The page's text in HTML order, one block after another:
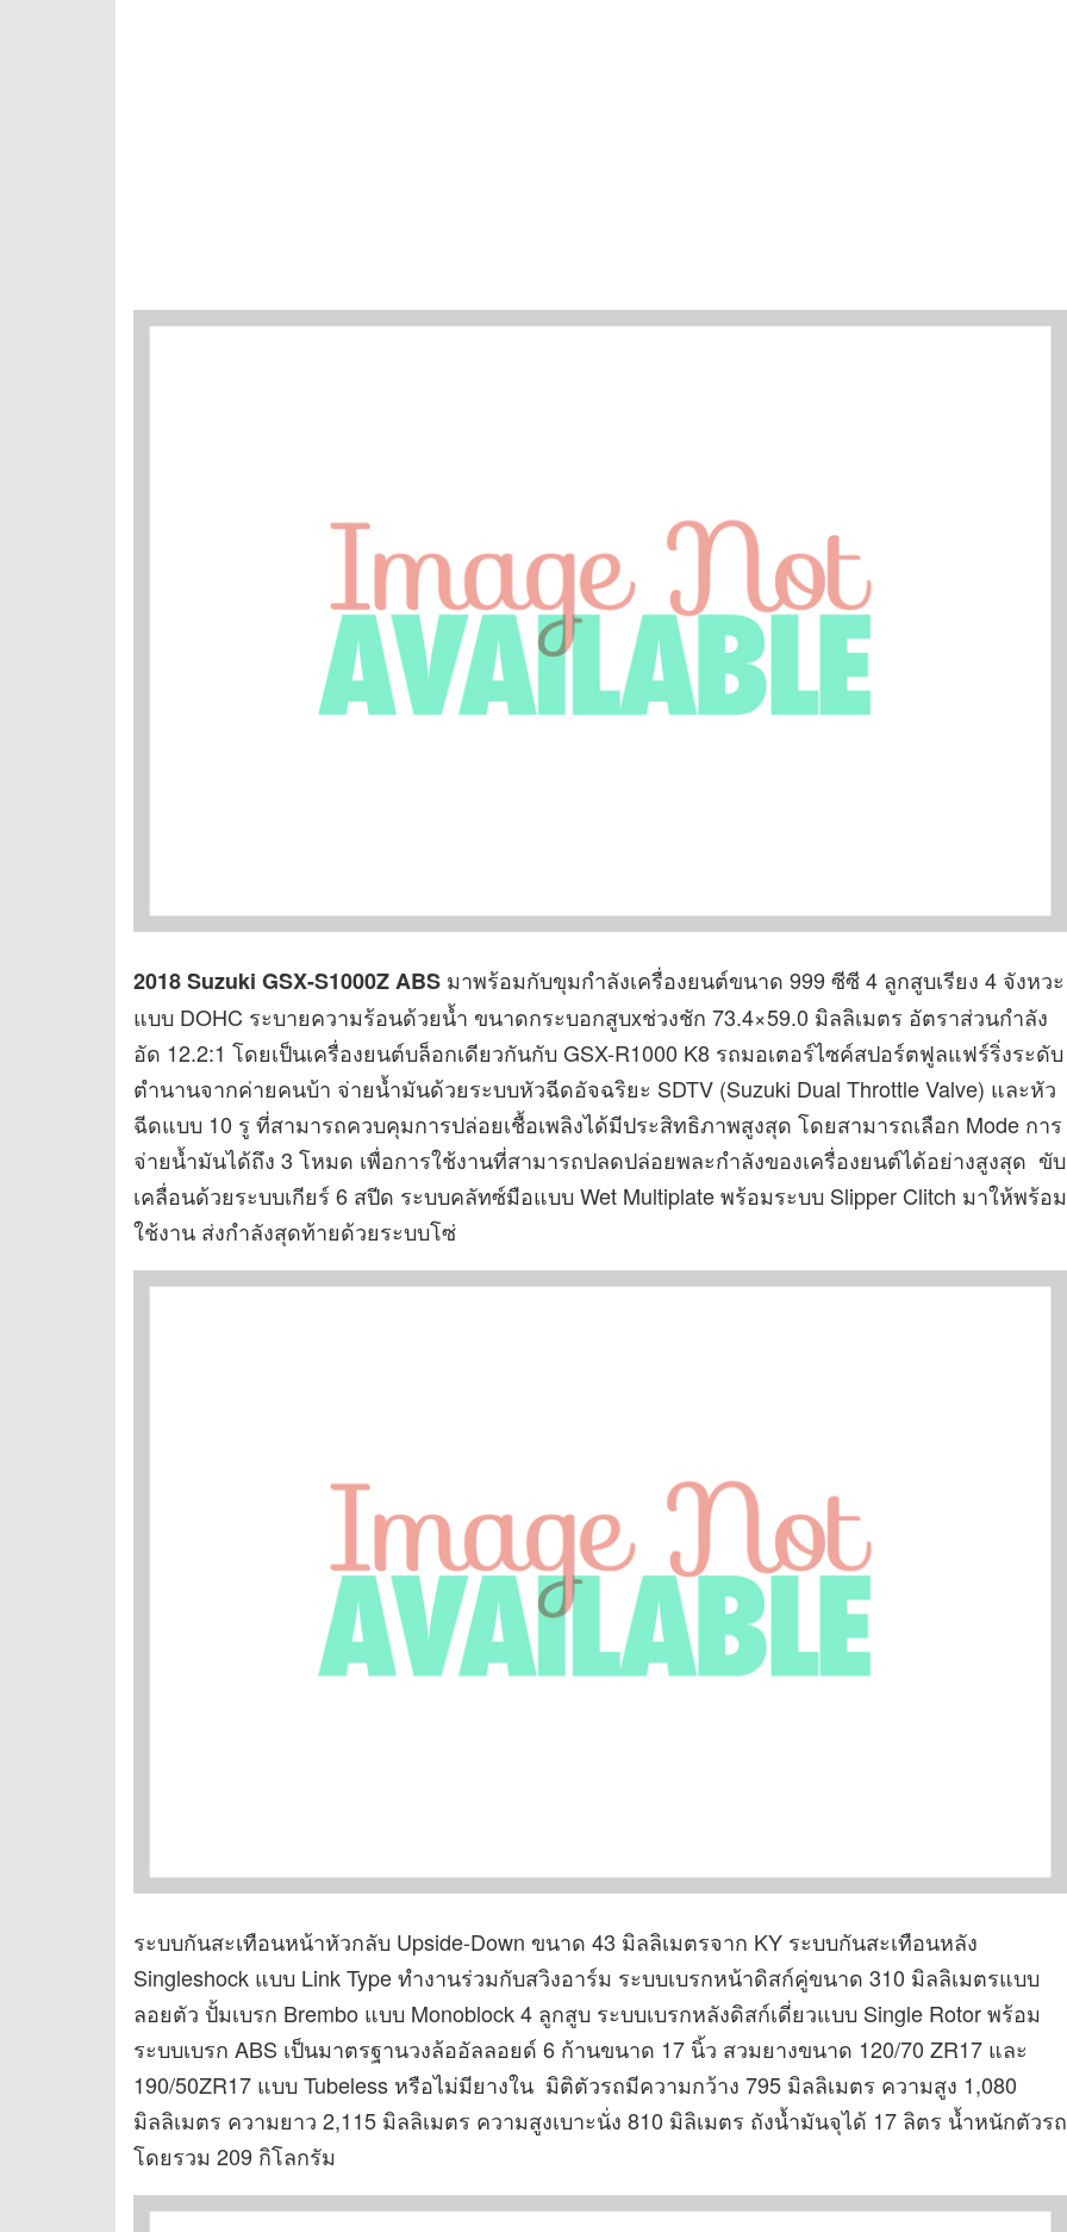
2018 Suzuki GSX-S1000Z ABS มาพร้อมกับขุมกำลังเครื่องยนต์ขนาด 999 ซีซี 4 ลูกสูบเรียง 4 จังหวะ
แบบ DOHC ระบายความร้อนด้วยน้ำ ขนาดกระบอกสูบxช่วงชัก 73.4×59.0 มิลลิเมตร อัตราส่วนกำลัง
อัด 12.2:1 โดยเป็นเครื่องยนต์บล็อกเดียวกันกับ GSX-R1000 K8 รถมอเตอร์ไซค์สปอร์ตฟูลแฟร์ริ่งระดับ
ตำนานจากค่ายคนบ้า จ่ายน้ำมันด้วยระบบหัวฉีดอัจฉริยะ SDTV (Suzuki Dual Throttle Valve) และหัว
ฉีดแบบ 10 รู ที่สามารถควบคุมการปล่อยเชื้อเพลิงได้มีประสิทธิภาพสูงสุด โดยสามารถเลือก Mode การ
จ่ายน้ำมันได้ถึง 3 โหมด เพื่อการใช้งานที่สามารถปลดปล่อยพละกำลังของเครื่องยนต์ได้อย่างสูงสุด ขับ
เคลื่อนด้วยระบบเกียร์ 6 สปีด ระบบคลัทซ์มือแบบ Wet Multiplate พร้อมระบบ Slipper Clitch มาให้พร้อม
ใช้งาน ส่งกำลังสุดท้ายด้วยระบบโซ่
ระบบกันสะเทือนหน้าหัวกลับ Upside-Down ขนาด 43 มิลลิเมตรจาก KY ระบบกันสะเทือนหลัง
Singleshock แบบ Link Type ทำงานร่วมกับสวิงอาร์ม ระบบเบรกหน้าดิสก์คู่ขนาด 310 มิลลิเมตรแบบ
ลอยตัว ปั้มเบรก Brembo แบบ Monoblock 4 ลูกสูบ ระบบเบรกหลังดิสก์เดี่ยวแบบ Single Rotor พร้อม
ระบบเบรก ABS เป็นมาตรฐานวงล้ออัลลอยด์ 6 ก้านขนาด 17 นิ้ว สวมยางขนาด 120/70 ZR17 และ
190/50ZR17 แบบ Tubeless หรือไม่มียางใน มิติตัวรถมีความกว้าง 795 มิลลิเมตร ความสูง 1,080
มิลลิเมตร ความยาว 2,115 มิลลิเมตร ความสูงเบาะนั่ง 810 มิลิเมตร ถังน้ำมันจุได้ 17 ลิตร น้ำหนักตัวรถ
โดยรวม 209 กิโลกรัม